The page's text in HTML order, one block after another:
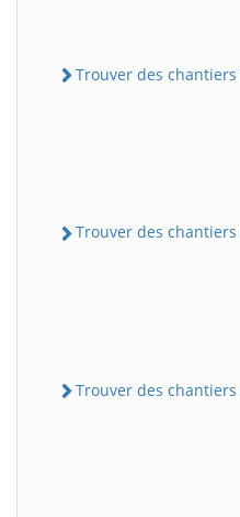
Trouver des chantiers
Trouver des chantiers
Trouver des chantiers